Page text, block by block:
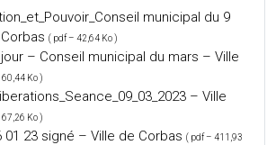
municipal du 9
( pdf – 42,64 Ko )
– Conseil municipal du mars – Ville
Ko )
– Ville
Ko )
01 23 signé – Ville de Corbas ( pdf – 411,93